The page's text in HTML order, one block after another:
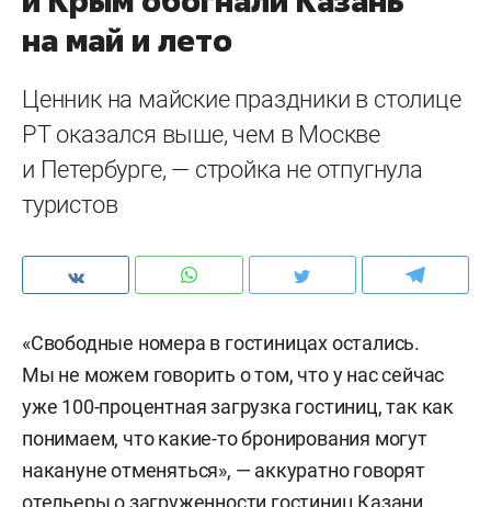
на май и лето
Ценник на майские праздники в столице
РТ оказался выше, чем в Москве
и Петербурге, — стройка не отпугнула
туристов
«Свободные номера в гостиницах остались.
Мы не можем говорить о том, что у нас сейчас
уже 100-процентная загрузка гостиниц, так как
понимаем, что какие-то бронирования могут
накануне отменяться», — аккуратно говорят
отельеры о загруженности гостиниц Казани